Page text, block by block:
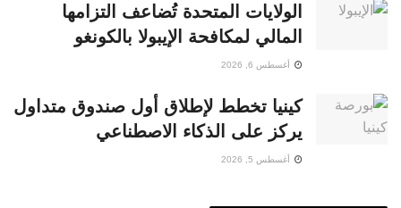
الولايات المتحدة تُضاعف التزامها
المالي لمكافحة الإيبولا بالكونغو
أغسطس 6, 2026
كينيا تخطط لإطلاق أول صندوق متداول
يركز على الذكاء الاصطناعي
أغسطس 5, 2026